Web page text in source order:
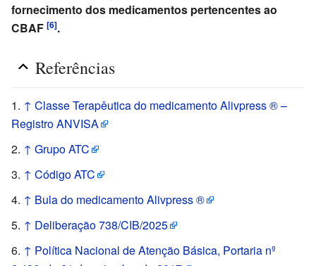
fornecimento dos medicamentos pertencentes ao
CBAF [6].
Referências
↑ Classe Terapêutica do medicamento Alivpress ® –
Registro ANVISA
↑ Grupo ATC
↑ Código ATC
↑ Bula do medicamento Alivpress ®
↑ Deliberação 738/CIB/2025
↑ Política Nacional de Atenção Básica, Portaria nº